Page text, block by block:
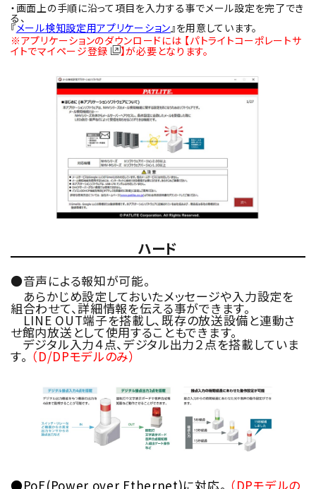
・画面上の手順に沿って項目を入力する事でメール設定を完了でき
る、
『メール検知設定用アプリケーション』を用意しています。
※アプリケーションのダウンロードには 【パトライトコーポレートサ
イトでマイページ登録 】が必要となります。
ハード
●音声による報知が可能。
あらかじめ設定しておいたメッセージや入力設定を
組合わせて、詳細情報を伝える事ができます。
LINE OUT端子を搭載し、既存の放送設備と連動さ
せ館内放送として使用することもできます。
デジタル入力４点、デジタル出力２点を搭載していま
す。 （D/DPモデルのみ）
●PoE(Power over Ethernet)に対応。 （DPモデルの